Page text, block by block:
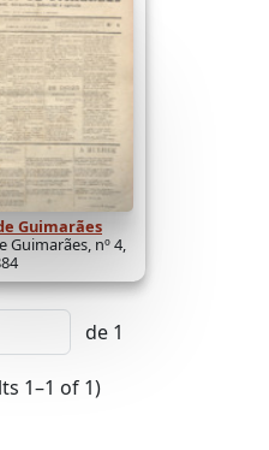
Guimarães
Guimarães, nº 4,
de 1
1–1 of 1)